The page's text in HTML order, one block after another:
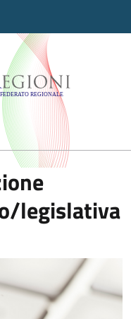
-
legislativa